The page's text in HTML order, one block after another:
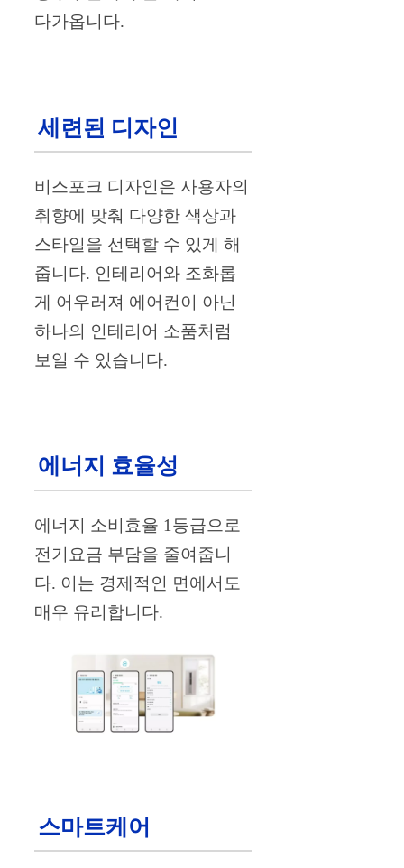
다가옵니다.
세련된 디자인
비스포크 디자인은 사용자의
취향에 맞춰 다양한 색상과
스타일을 선택할 수 있게 해
줍니다. 인테리어와 조화롭
게 어우러져 에어컨이 아닌
하나의 인테리어 소품처럼
보일 수 있습니다.
에너지 효율성
에너지 소비효율 1등급으로
전기요금 부담을 줄여줍니
다. 이는 경제적인 면에서도
매우 유리합니다.
스마트케어